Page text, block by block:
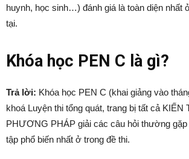
huynh, học sinh…) đánh giá là toàn diện nhất
tại.
Khóa học PEN C là gì?
Trả lời: Khóa học PEN C (khai giảng vào
khoá Luyện thi tổng quát, trang bị tất cả KIẾN
PHƯƠNG PHÁP giải các câu hỏi thường
tập phổ biến nhất ở trong đề thi.